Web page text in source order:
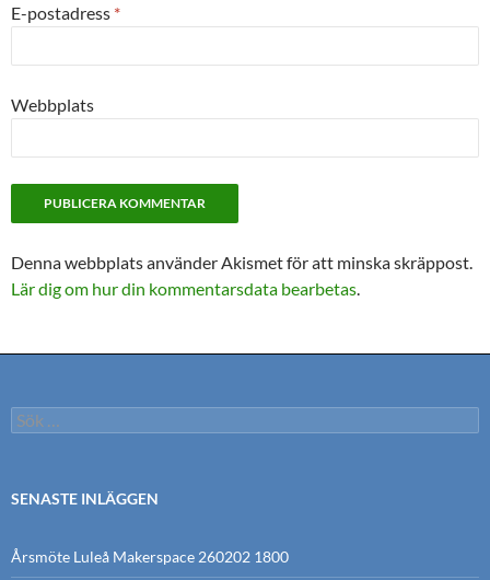
E-postadress *
Webbplats
Denna webbplats använder Akismet för att minska skräppost.
Lär dig om hur din kommentarsdata bearbetas
Sök
efter:
SENASTE INLÄGGEN
Årsmöte Luleå Makerspace 260202 1800